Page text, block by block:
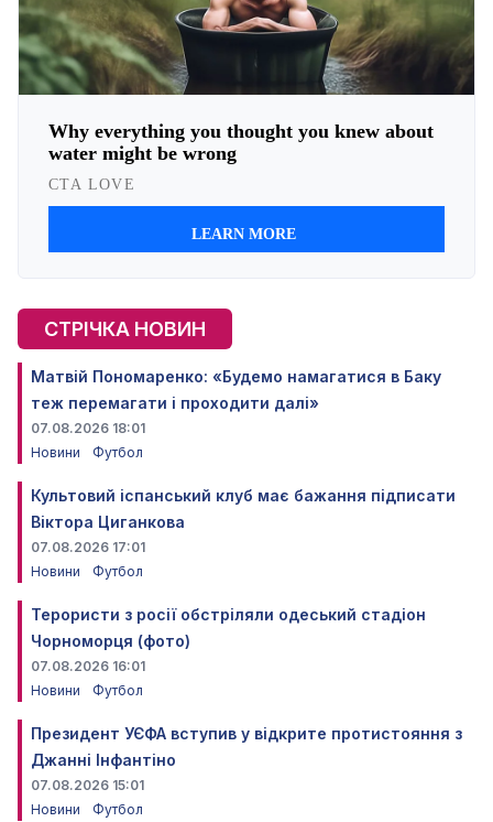
СТРІЧКА НОВИН
Матвій Пономаренко: «Будемо намагатися в Баку
теж перемагати і проходити далі»
07.08.2026 18:01
Новини
Футбол
Культовий іспанський клуб має бажання підписати
Віктора Циганкова
07.08.2026 17:01
Новини
Футбол
Терористи з росії обстріляли одеський стадіон
Чорноморця (фото)
07.08.2026 16:01
Новини
Футбол
Президент УЄФА вступив у відкрите протистояння з
Джанні Інфантіно
07.08.2026 15:01
Новини
Футбол